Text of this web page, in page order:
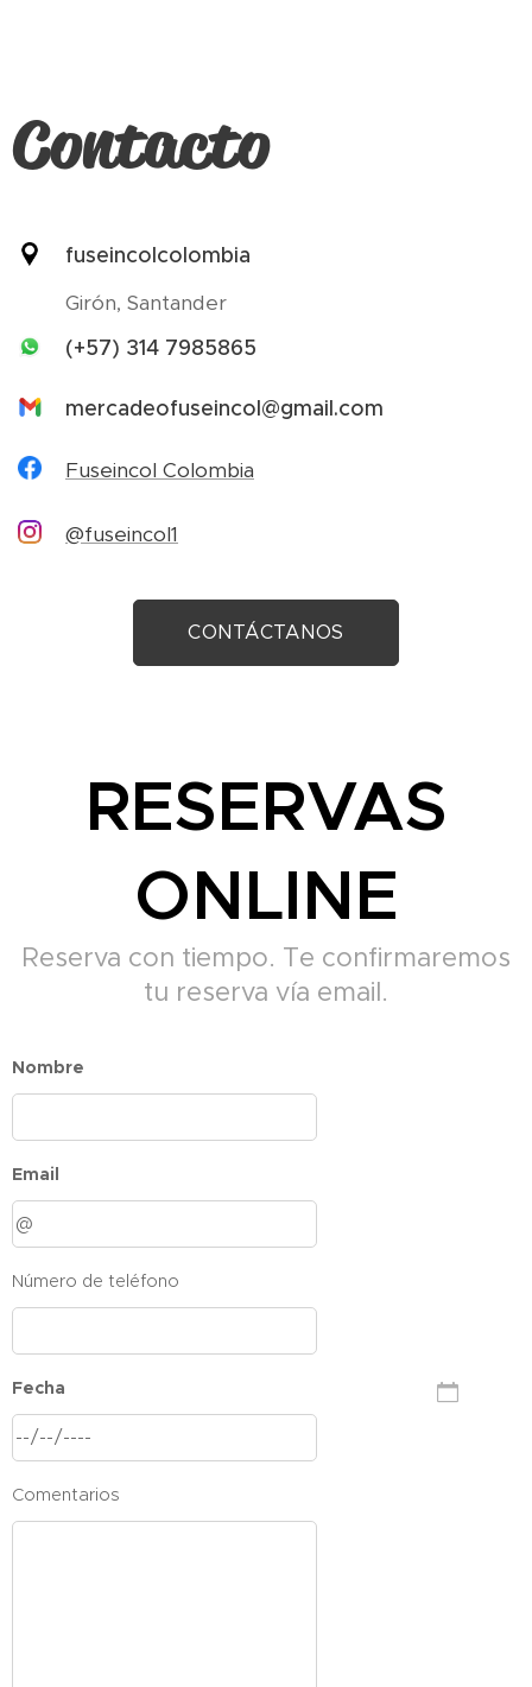
Contacto
fuseincolcolombia
Girón, Santander
(+57) 314 7985865
mercadeofuseincol@gmail.com
Fuseincol Colombia
@fuseincol1
CONTÁCTANOS
RESERVAS
ONLINE
Reserva con tiempo. Te confirmaremos
tu reserva vía email.
Nombre
Email
Número de teléfono
Fecha
Comentarios